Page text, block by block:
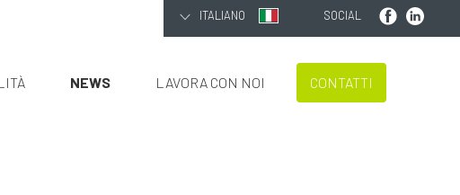
ITALIANO SOCIAL
NEWS LAVORA CON NOI CONTATTI